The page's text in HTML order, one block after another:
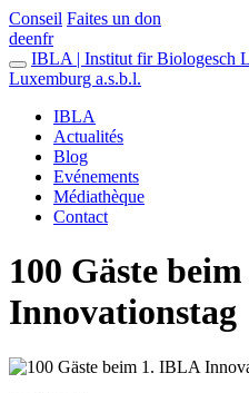
Conseil Faites un don
deenfr
IBLA | Institut fir Biologesch
Luxemburg a.s.b.l.
IBLA
Actualités
Blog
Evénements
Médiathèque
Contact
100 Gäste
Innovationstag